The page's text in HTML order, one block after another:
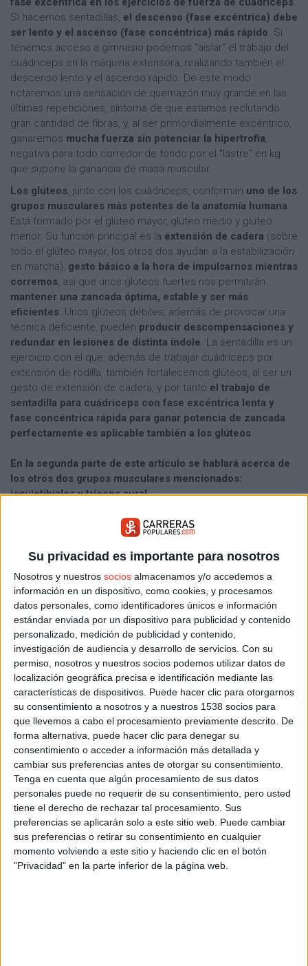
Su privacidad es importante para nosotros
Nosotros y nuestros socios almacenamos y/o accedemos a
información en un dispositivo, como cookies, y procesamos
datos personales, como identificadores únicos e información
estándar enviada por un dispositivo para publicidad y contenido
personalizado, medición de publicidad y contenido,
investigación de audiencia y desarrollo de servicios. Con su
permiso, nosotros y nuestros socios podemos utilizar datos de
localización geográfica precisa e identificación mediante las
características de dispositivos. Puede hacer clic para otorgarnos
su consentimiento a nosotros y a nuestros 1538 socios para
que llevemos a cabo el procesamiento previamente descrito. De
forma alternativa, puede hacer clic para denegar su
consentimiento o acceder a información más detallada y
cambiar sus preferencias antes de otorgar su consentimiento.
Tenga en cuenta que algún procesamiento de sus datos
personales puede no requerir de su consentimiento, pero usted
tiene el derecho de rechazar tal procesamiento. Sus
preferencias se aplicarán solo a este sitio web. Puede cambiar
sus preferencias o retirar su consentimiento en cualquier
momento volviendo a este sitio y haciendo clic en el botón
"Privacidad" en la parte inferior de la página web.
Si hacemos sentadillas, el descenso (fase excéntrica) debe
ser lento y el ascenso (fase concéntrica) más rápido. Si
tenemos acceso a gimnasio podemos "aislar" el trabajo del
cuádriceps en la máquina extensora, realizando también el
descenso lento y el ascenso rápido. De este modo
notaremos una sensación de quemazón muy grande en las
últimas repeticiones, síntoma de que estamos reclutando
gran cantidad de fibras, y, al ser primordialmente excéntrico,
ganaremos mucha fuerza sin potenciar la hipertrofia,
negativa para todo corredor de fondo por el "lastre" en kg
que supone la ganancia de masa muscular.
Los glúteos, junto con los cuádriceps, conforman uno de los
grupos musculares más potentes de la anatomía humana.
Está formado por el glúteo mayor, glúteo medio y glúteo
menor. Su función principal es la extensión de cadera (sobre
todo el glúteo mayor, los otros dos ayudan a la estabilización
en marcha), gesto básico a la hora de impulsarnos mientras
corremos, así que unos glúteos fuertes nos permitirán
mantener una zancada óptima, estable y ser más
eficientes. Unos glúteos débiles, además de provocar una
técnica deficiente, pueden producir descompensaciones y
redundar en lesiones de distinta índole. La sentadilla es un
ejercicio con el que, además de trabajar cuádriceps por
extensión de rodilla, también fortalecemos glúteos, al ser un
gesto de extensión de cadera, y por tanto el trabajo de
sentadilla para cuádriceps con fase excéntrica lenta y
fase concéntrica rápida para ganar potencia de zancada
perfectamente es aplicable también a los glúteos.
En la segunda parte de este artículo se hablará acerca de
los otros dos grupos musculares mencionados:
isquiotibiales y tríceps sural.
David Calle
Madrid Sur
ARTICULOS DEL AUTOR
EJERCICIOS ENTRENAMIENTOS GLúTEOS
CUADRICEPS COMPETICIóN CALOR
FATIGA RITMO LESIóN SENTADILLAS
RODILLA CADERA PIE MARATóN
Volver a la portada Buscador de noticias
Más sobre Entrenamientos
20.744